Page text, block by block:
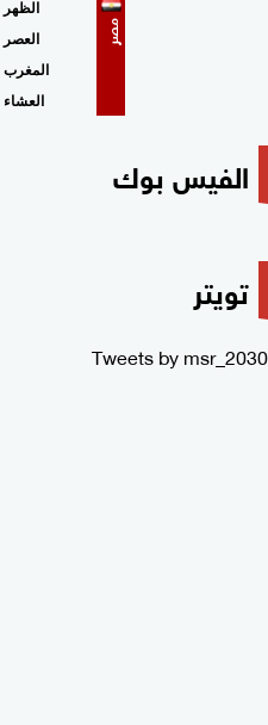
مصر
الظهر
العصر
المغرب
العشاء
الفيس بوك
تويتر
Tweets by msr_2030